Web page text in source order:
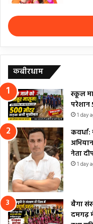
कबीरधाम
स्कूल
परेशान
1 day
नेता
1 day
बैगा
दमगढ़